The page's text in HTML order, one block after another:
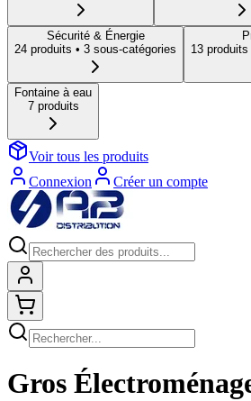
Sécurité & Énergie
24 produits • 3 sous-catégories
13 produits
Fontaine à eau
7produits
Voir tous les produits
Connexion
Créer un compte
Gros